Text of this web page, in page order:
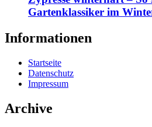
Gartenklassiker im
Informationen
Startseite
Datenschutz
Impressum
Archive